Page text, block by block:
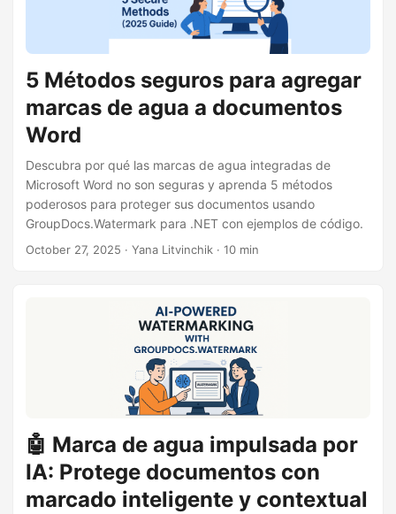
5 Métodos seguros para agregar
marcas de agua a documentos
Word
Descubra por qué las marcas de agua integradas de
Microsoft Word no son seguras y aprenda 5 métodos
poderosos para proteger sus documentos usando
GroupDocs.Watermark para .NET con ejemplos de código.
October 27, 2025 · Yana Litvinchik · 10 min
🤖 Marca de agua impulsada por
IA: Protege documentos con
marcado inteligente y contextual